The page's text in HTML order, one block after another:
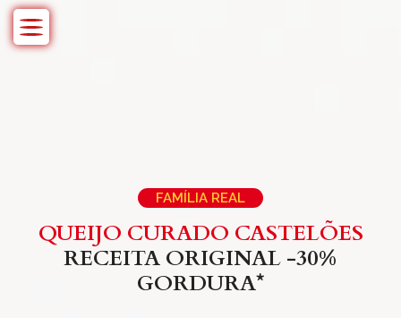
Skip
content
FAMÍLIA REAL
QUEIJO CURADO CASTELÕES
RECEITA ORIGINAL -30%
GORDURA*